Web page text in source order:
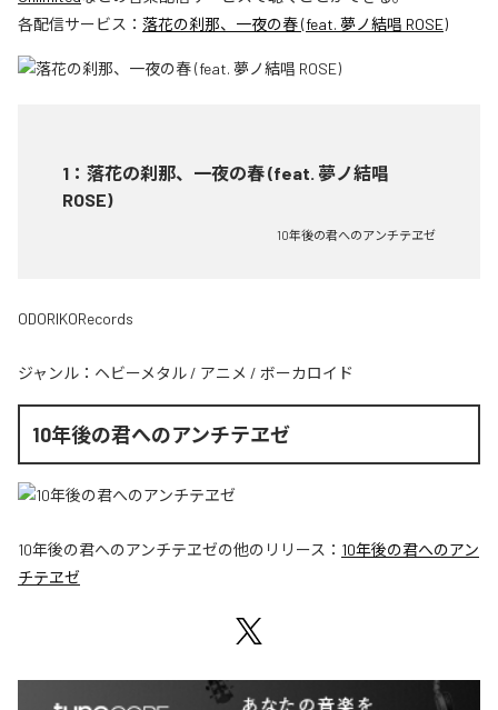
各配信サービス： 落花の刹那、一夜の春 (feat. 夢ノ結唱 ROSE)
1 ： 落花の刹那、一夜の春 (feat. 夢ノ結唱
ROSE)
10年後の君へのアンチテヱゼ
ODORIKORecords
ジャンル： ヘビーメタル / アニメ / ボーカロイド
10年後の君へのアンチテヱゼ
10年後の君へのアンチテヱゼの他のリリース： 10年後の君へのアン
チテヱゼ